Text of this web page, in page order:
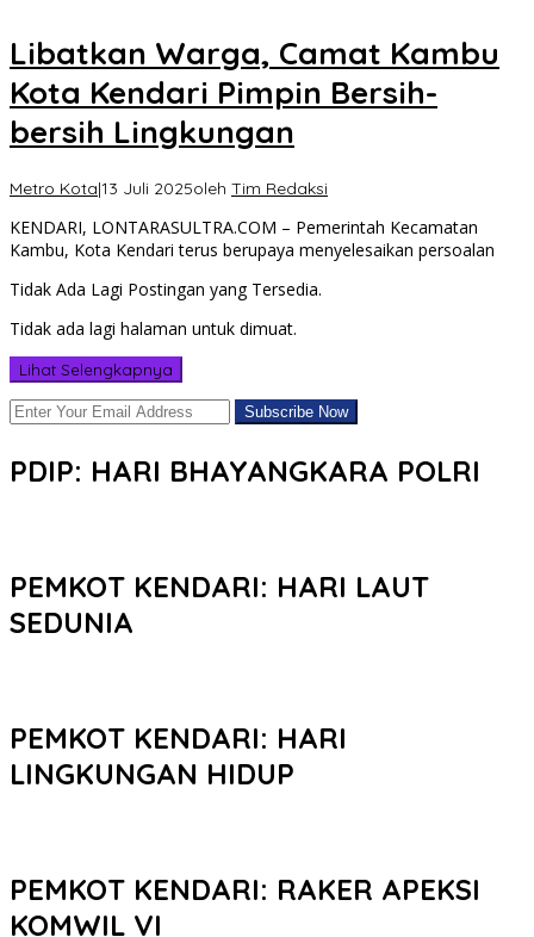
Libatkan Warga, Camat Kambu
Kota Kendari Pimpin Bersih-
bersih Lingkungan
Metro Kota|13 Juli 2025oleh Tim Redaksi
KENDARI, LONTARASULTRA.COM – Pemerintah Kecamatan
Kambu, Kota Kendari terus berupaya menyelesaikan persoalan
Tidak Ada Lagi Postingan yang Tersedia.
Tidak ada lagi halaman untuk dimuat.
Lihat Selengkapnya
PDIP: HARI BHAYANGKARA POLRI
PEMKOT KENDARI: HARI LAUT
SEDUNIA
PEMKOT KENDARI: HARI
LINGKUNGAN HIDUP
PEMKOT KENDARI: RAKER APEKSI
KOMWIL VI